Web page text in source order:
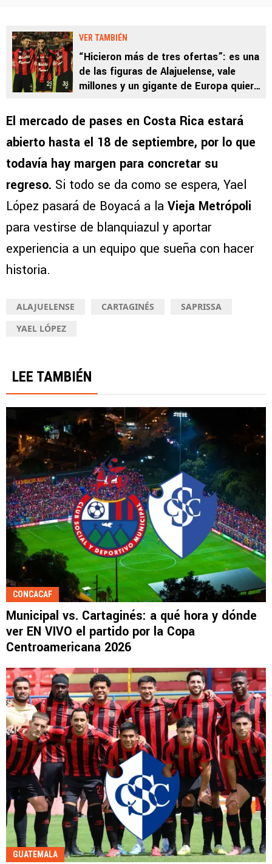
VER TAMBIÉN
“Hicieron más de tres ofertas”: es una
de las figuras de Alajuelense, vale
millones y un gigante de Europa quiere
El mercado de pases en Costa Rica estará
abierto hasta el 18 de septiembre, por lo que
todavía hay margen para concretar su
regreso. Si todo se da como se espera, Yael
López pasará de Boyacá a la Vieja Metrópoli
para vestirse de blanquiazul y aportar
experiencia a un equipo que sueña con hacer
historia.
ALAJUELENSE CARTAGINÉS
SAPRISSA
YAEL LÓPEZ
LEE TAMBIÉN
CONCACAF
Municipal vs. Cartaginés: a qué hora y dónde
ver EN VIVO el partido por la Copa
Centroamericana 2026
GUATEMALA